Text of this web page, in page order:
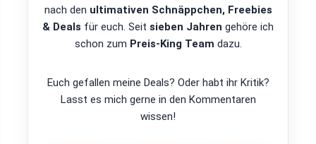
nach den ultimativen Schnäppchen, Freebies
& Deals für euch. Seit sieben Jahren gehöre ich
schon zum Preis-King Team dazu.
Euch gefallen meine Deals? Oder habt ihr Kritik?
Lasst es mich gerne in den Kommentaren
wissen!